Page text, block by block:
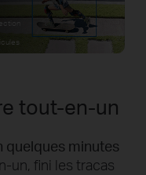
garantir des